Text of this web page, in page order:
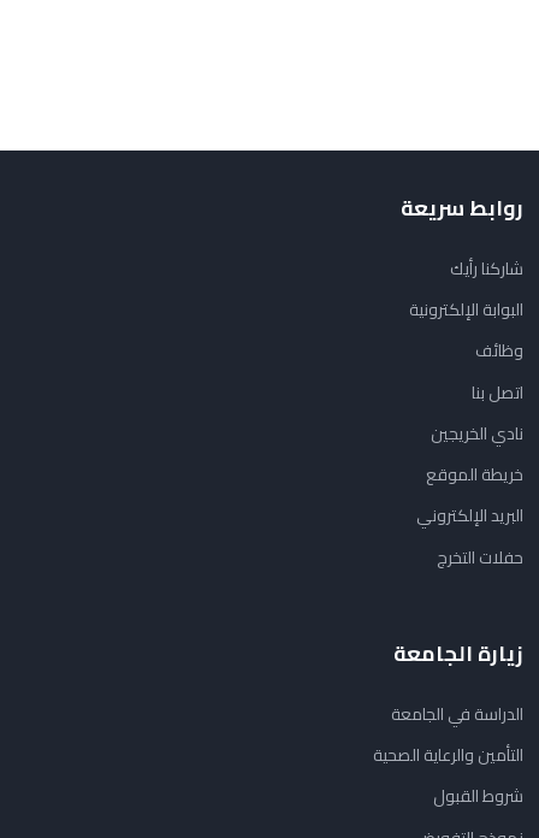
روابط سريعة
شاركنا رأيك
البوابة الإلكترونية
وظائف
اتصل بنا
نادي الخريجين
خريطة الموقع
البريد الإلكتروني
حفلات التخرج
زيارة الجامعة
الدراسة في الجامعة
التأمين والرعاية الصحية
شروط القبول